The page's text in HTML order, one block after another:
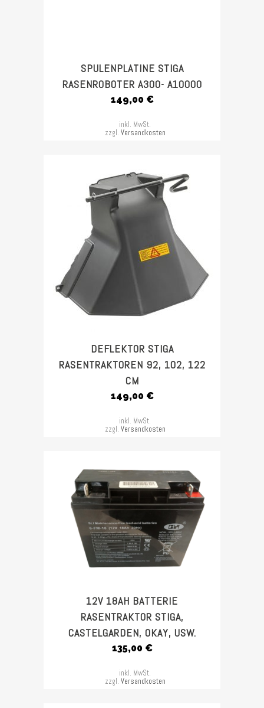
SPULENPLATINE STIGA
RASENROBOTER A300- A10000
149,00 €
inkl. MwSt.
zzgl. Versandkosten
DEFLEKTOR STIGA
RASENTRAKTOREN 92, 102, 122
CM
149,00 €
inkl. MwSt.
zzgl. Versandkosten
12V 18AH BATTERIE
RASENTRAKTOR STIGA,
CASTELGARDEN, OKAY, USW.
135,00 €
inkl. MwSt.
zzgl. Versandkosten